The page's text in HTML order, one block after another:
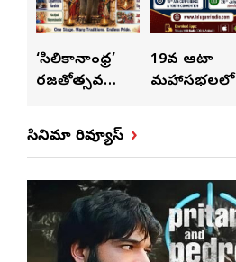
‘సిలికానాంధ్ర’
రజతోత్సవ
కుంభ హారతి
ప్రత్యేకం
19వ ఆటా
మహాసభలలో
సినిమా రివ్యూస్